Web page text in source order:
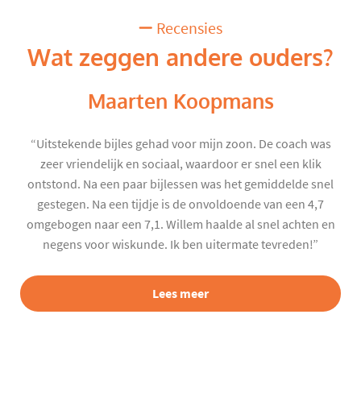
Recensies
Wat zeggen andere ouders?
Maarten Koopmans
“Uitstekende bijles gehad voor mijn zoon. De coach was
zeer vriendelijk en sociaal, waardoor er snel een klik
ontstond. Na een paar bijlessen was het gemiddelde snel
gestegen. Na een tijdje is de onvoldoende van een 4,7
omgebogen naar een 7,1. Willem haalde al snel achten en
negens voor wiskunde. Ik ben uitermate tevreden!”
Lees meer